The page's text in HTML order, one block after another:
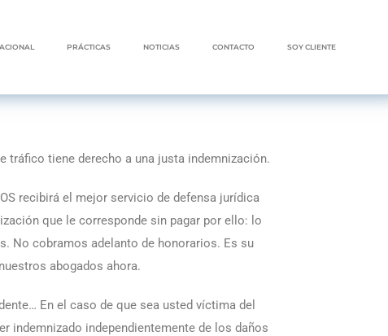
PRÁCTICAS NOTICIAS CONTACTO SOY CLIENTE
tráfico tiene derecho a una justa indemnización.
recibirá el mejor servicio de defensa jurídica
que le corresponde sin pagar por ello: lo
No cobramos adelanto de honorarios. Es su
abogados ahora.
En el caso de que sea usted víctima del
indemnizado independientemente de los daños